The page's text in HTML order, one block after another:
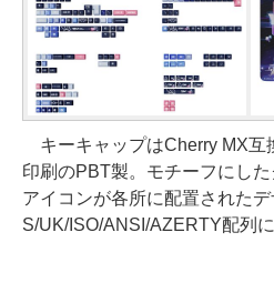
キーキャップはCherry MX互
印刷のPBT製。モチーフにし
アイコンが各所に配置された
S/UK/ISO/ANSI/AZERTY配列に